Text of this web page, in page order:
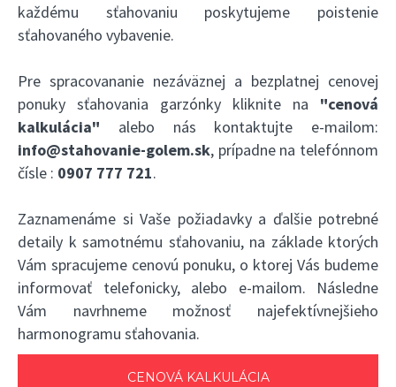
každému sťahovaniu poskytujeme poistenie
sťahovaného vybavenie.
Pre spracovananie nezáväznej a bezplatnej cenovej
ponuky sťahovania garzónky kliknite na "cenová
kalkulácia" alebo nás kontaktujte e-mailom:
info@stahovanie-golem.sk, prípadne na telefónnom
čísle : 0907 777 721.
Zaznamenáme si Vaše požiadavky a ďalšie potrebné
detaily k samotnému sťahovaniu, na základe ktorých
Vám spracujeme cenovú ponuku, o ktorej Vás budeme
informovať telefonicky, alebo e-mailom. Následne
Vám navrhneme možnosť najefektívnejšieho
harmonogramu sťahovania.
CENOVÁ KALKULÁCIA